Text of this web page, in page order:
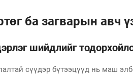
ба загварын авч
шийдлийг
сүүдэр бүтээцүүд нь маш